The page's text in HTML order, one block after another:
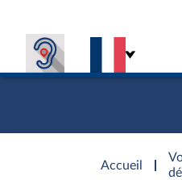
Accueil
d'accueil